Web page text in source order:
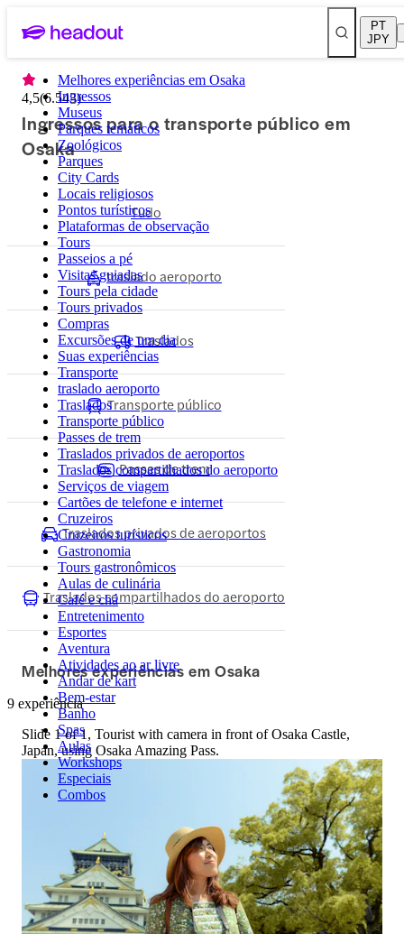
PT
JPY
Melhores experiências em Osaka
Ingressos
Museus
Parques temáticos
Zoológicos
Parques
City Cards
Locais religiosos
Pontos turísticos
Plataformas de observação
Tours
Passeios a pé
Visitas guiadas
Tours pela cidade
Tours privados
Compras
Excursões de um dia
Suas experiências
Transporte
traslado aeroporto
Traslados
Transporte público
Passes de trem
Traslados privados de aeroportos
Traslados compartilhados do aeroporto
Serviços de viagem
Cartões de telefone e internet
Cruzeiros
Cruzeiros turísticos
Gastronomia
Tours gastronômicos
Aulas de culinária
Café e chá
Entretenimento
Esportes
Aventura
Atividades ao ar livre
Andar de kart
Bem-estar
Banho
Spas
Aulas
Workshops
Especiais
Combos
4,5(6.543)
Ingressos para o transporte público em
Osaka
Tudo
traslado aeroporto
Traslados
Transporte público
Passes de trem
Traslados privados de aeroportos
Traslados compartilhados do aeroporto
Melhores experiências em Osaka
9 experiência
Slide 1 of 1, Tourist with camera in front of Osaka Castle,
Japan, using Osaka Amazing Pass.